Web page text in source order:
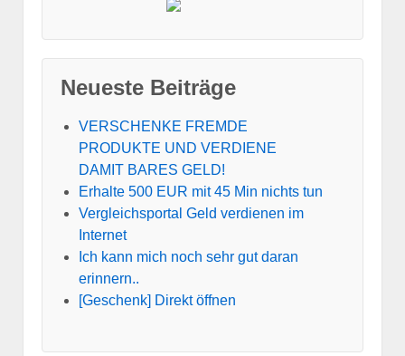
Neueste Beiträge
VERSCHENKE FREMDE
PRODUKTE UND VERDIENE
DAMIT BARES GELD!
Erhalte 500 EUR mit 45 Min nichts tun
Vergleichsportal Geld verdienen im
Internet
Ich kann mich noch sehr gut daran
erinnern..
[Geschenk] Direkt öffnen